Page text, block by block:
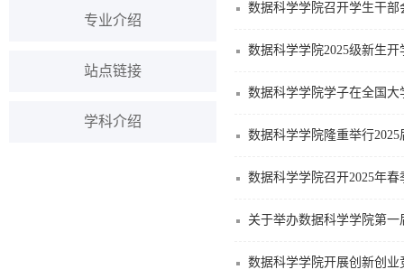
专业介绍
站点链接
学科介绍
数据科学学院召开学生干
数据科学学院2025级新生
数据科学学院学子在全国
数据科学学院隆重举行
数据科学学院召开2025年
关于举办数据科学学院第
数据科学学院开展创新创业